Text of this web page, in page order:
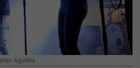
Aguilera